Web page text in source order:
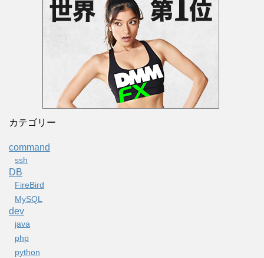
カテゴリー
command
ssh
DB
FireBird
MySQL
dev
java
php
python